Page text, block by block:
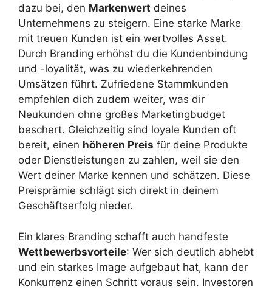
dazu bei, den Markenwert deines
Unternehmens zu steigern. Eine starke Marke
mit treuen Kunden ist ein wertvolles Asset.
Durch Branding erhöhst du die Kundenbindung
und -loyalität, was zu wiederkehrenden
Umsätzen führt. Zufriedene Stammkunden
empfehlen dich zudem weiter, was dir
Neukunden ohne großes Marketingbudget
beschert. Gleichzeitig sind loyale Kunden oft
bereit, einen höheren Preis für deine Produkte
oder Dienstleistungen zu zahlen, weil sie den
Wert deiner Marke kennen und schätzen. Diese
Preisprämie schlägt sich direkt in deinem
Geschäftserfolg nieder.
Ein klares Branding schafft auch handfeste
Wettbewerbsvorteile: Wer sich deutlich abhebt
und ein starkes Image aufgebaut hat, kann der
Konkurrenz einen Schritt voraus sein. Investoren